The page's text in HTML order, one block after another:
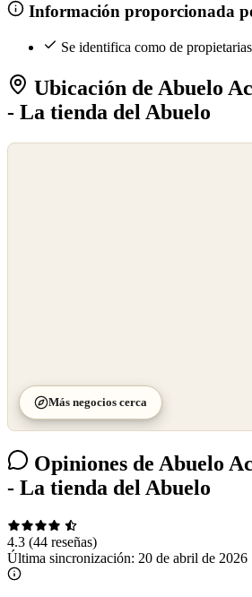
Información proporcionada
Se identifica como de
Ubicación de Abuelo
- La tienda del Abuelo
Más negocios cerca
Opiniones de Abuelo
- La tienda del Abuelo
4.3 (44 reseñas)
Última sincronización: 20 de abril de 2026